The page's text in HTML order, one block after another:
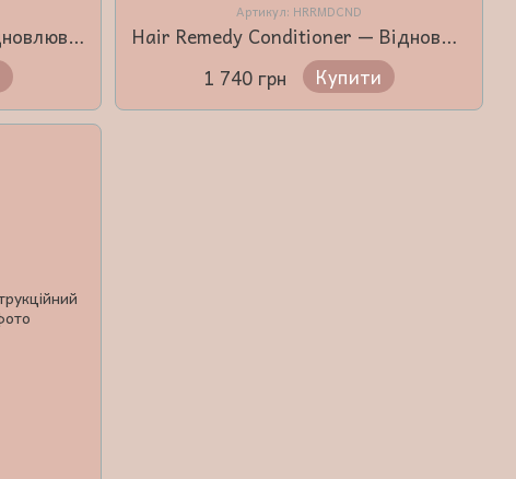
Hair Remedy Shampoo — відновлювальний шампунь з фітокератином для пошкодженого волосся 980 мл
Артикул: HRRMDCND
Hair Remedy Conditioner — Відновлювальний кондиціонер для волосся 980 мл
1 740 грн
Купити